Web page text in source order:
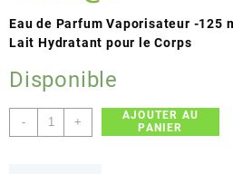
Eau de Parfum Vaporisateur -125
Lait Hydratant pour le Corps
Disponible
-
quantité
de
+
AJOUTER AU
PANIER